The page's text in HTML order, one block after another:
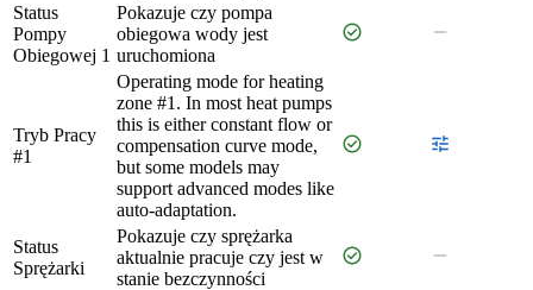
Status
Pompy
Obiegowej 1
Pokazuje czy pompa
obiegowa wody jest
uruchomiona
check_circle remove
Tryb Pracy
#1
Operating mode for heating
zone #1. In most heat pumps
this is either constant flow or
compensation curve mode,
but some models may
support advanced modes like
auto-adaptation.
check_circle tune
Status
Sprężarki
Pokazuje czy sprężarka
aktualnie pracuje czy jest w
stanie bezczynności
check_circle remove